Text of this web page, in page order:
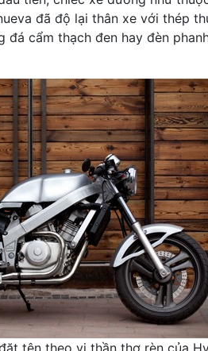
đã độ lại thân xe với thép
đá cẩm thạch đen hay đèn
tên theo vị thần thợ rèn của